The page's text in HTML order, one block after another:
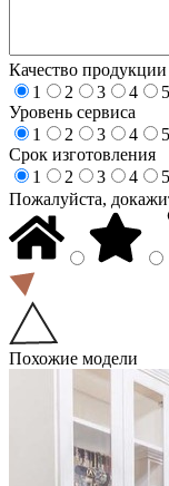
Качество продукции
1
2 3 4
5
Уровень сервиса
1
2 3 4
5
Срок изготовления
1
2 3 4
5
Пожалуйста,
Похожие модели